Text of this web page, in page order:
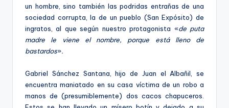
un hombre, sino también las podridas entrañas de una
sociedad corrupta, la de un pueblo (San Expósito) de
ingratos, al que según nuestro protagonista «de puta
madre le viene el nombre, porque está lleno de
bastardos».
Gabriel Sánchez Santana, hijo de Juan el Albañil, se
encuentra maniatado en su casa víctima de un robo a
manos de (presumiblemente) dos cacos chapuceros.